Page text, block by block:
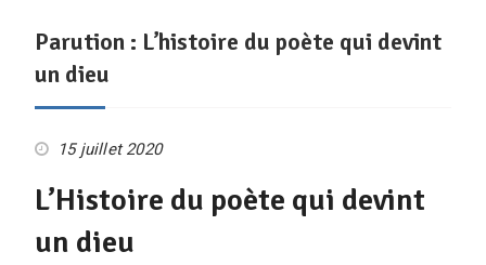
Parution : L’histoire du poète qui devint
un dieu
15 juillet 2020
L’Histoire du poète qui devint
un dieu